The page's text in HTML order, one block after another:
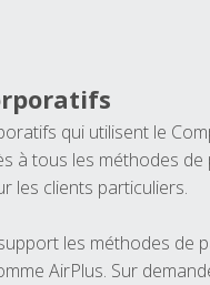
qui utilisent le
à tous les méthodes de
les clients particuliers.
les méthodes de
AirPlus. Sur